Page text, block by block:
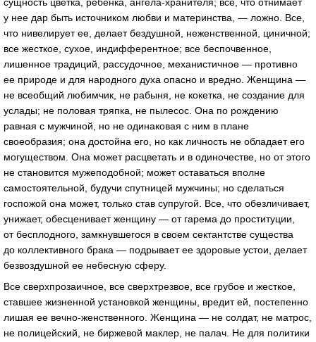
сущность цветка, ребенка, ангела-хранителя; все, что отнимает
у нее дар быть источником любви и материнства, — ложно. Все,
что нивелирует ее, делает бездушной, неженственной, циничной;
все жесткое, сухое, индифферентное; все беспочвенное,
лишенное традиций, рассудочное, механистичное — противно
ее природе и для народного духа опасно и вредно. Женщина —
не всеобщий любимчик, не рабыня, не кокетка, не создание для
услады; не половая тряпка, не пылесос. Она по рождению
равная с мужчиной, но не одинаковая с ним в плане
своеобразия; она достойна его, но как личность не обладает его
могуществом. Она может расцветать и в одиночестве, но от этого
не становится мужеподобной; может оставаться вполне
самостоятельной, будучи спутницей мужчины; но сделаться
госпожой она может, только став супругой. Все, что обезличивает,
унижает, обесценивает женщину — от гарема до проституции,
от бесплодного, замкнувшегося в своем сектантстве существа
до коллективного брака — подрывает ее здоровые устои, делает
безвоздушной ее небесную сферу.
Все сверхпрозаичное, все сверхтрезвое, все грубое и жесткое,
ставшее жизненной установкой женщины, вредит ей, постепенно
лишая ее вечно-женственного. Женщина — не солдат, не матрос,
не полицейский, не биржевой маклер, не палач. Не для политики